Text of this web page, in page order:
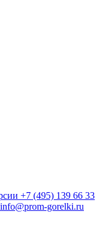
+7 (495) 139 66 33
info@prom-gorelki.ru